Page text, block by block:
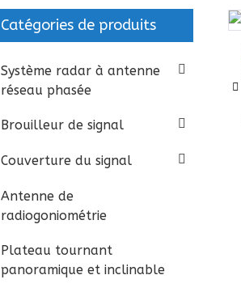
Catégories de produits
Système radar à antenne
réseau phasée
Brouilleur de signal
Couverture du signal
Antenne de
radiogoniométrie
Plateau tournant
panoramique et inclinable
Loading...
Loading...